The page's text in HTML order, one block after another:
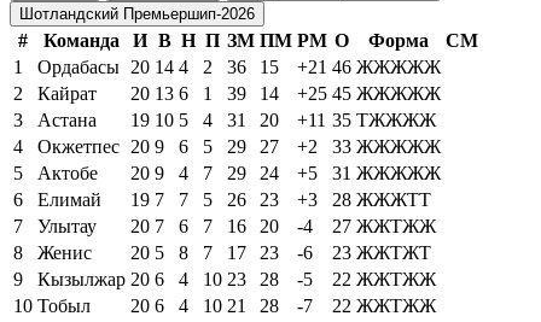
Шотландский Премьершип-2026
# Команда И В Н П ЗМ ПМ РМ О Форма
СМ
1
Ордабасы 20 14 4 2 36 15 +21 46 ЖЖЖЖЖ
2
Кайрат 20 13 6 1 39 14 +25 45 ЖЖЖЖЖ
3
Астана 19 10 5 4 31 20 +11 35 ТЖЖЖЖ
4
Окжетпес 20 9 6 5 29 27 +2 33 ЖЖЖЖЖ
5
Актобе 20 9 4 7 29 24 +5 31 ЖЖЖЖЖ
6
Елимай 19 7 7 5 26 23 +3 28 ЖЖЖТТ
7
Улытау 20 7 6 7 16 20 -4 27 ЖЖТЖЖ
8
Женис 20 5 8 7 17 23 -6 23 ЖЖТЖТ
9
Кызылжар 20 6 4 10 23 28 -5 22 ЖЖТЖЖ
10 Тобыл 20 6 4 10 21 28 -7 22 ЖЖТЖЖ